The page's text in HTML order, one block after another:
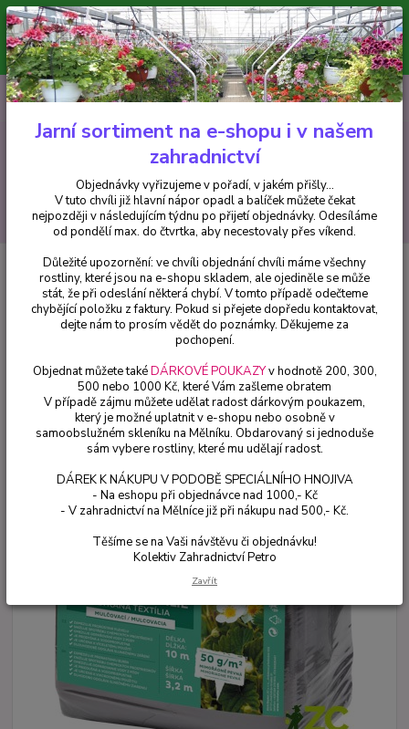
Minimální hodnota pro odeslání z e-shopu je 300 Kč.
V tuto chvíli již hlavní nápor objednávek opadl a balíček můžete čekat
nejpozději v následujícím týdnu po přijetí objednávky. Objednávky
vyřizujeme v pořadí, v jakém přišly...
CZK
Hledat
+420 602 223 614 0ks
za0 Kč
Neotex - chemické přípravky, hnojiva, travní směsi
Neotex ČERNÝ
Rosteto 50g 10x3,2 m
Neotex ČERNÝ Rosteto 50g
Jarní sortiment na e-shopu i v našem
zahradnictví
Objednávky vyřizujeme v pořadí, v jakém přišly...
V tuto chvíli již hlavní nápor opadl a balíček můžete čekat
nejpozději v následujícím týdnu po přijetí objednávky. Odesíláme
od pondělí max. do čtvrtka, aby necestovaly přes víkend.
Důležité upozornění: ve chvíli objednání chvíli máme všechny
rostliny, které jsou na e-shopu skladem, ale ojediněle se může
stát, že při odeslání některá chybí. V tomto případě odečteme
chybějící položku z faktury. Pokud si přejete dopředu kontaktovat,
dejte nám to prosím vědět do poznámky. Děkujeme za
pochopení.
Objednat můžete takéDÁRKOVÉ POUKAZYv hodnotě 200, 300,
500 nebo 1000 Kč, které Vám zašleme obratem
V případě zájmu můžete udělat radost dárkovým poukazem,
který je možné uplatnit v e-shopu nebo osobně v
samoobslužném skleníku na Mělníku. Obdarovaný si jednoduše
sám vybere rostliny, které mu udělají radost.
DÁREK K NÁKUPU V PODOBĚ SPECIÁLNÍHO HNOJIVA
- Na eshopu při objednávce nad 1000,- Kč
- V zahradnictví na Mělníce již při nákupu nad 500,- Kč.
Těšíme se na Vaši návštěvu či objednávku!
Kolektiv Zahradnictví Petro
Zavřít